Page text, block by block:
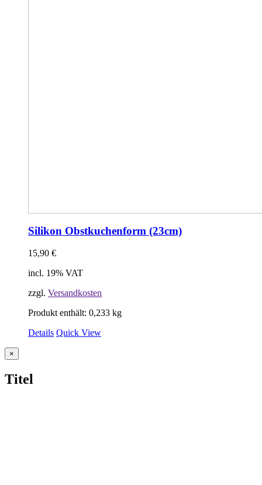
Silikon Obstkuchenform (23cm)
15,90 €
incl. 19% VAT
zzgl. Versandkosten
Produkt enthält: 0,233 kg
Details Quick View
Close
product
view
×
Titel